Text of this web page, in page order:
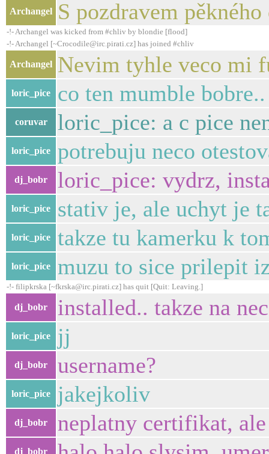
Archangel S pozdravem
-!- Archangel was kicked from #chliv by blondie [flood]
-!- Archangel [~Crocodile@irc.pirati.cz] has joined #chliv
Archangel Nevim tyhle veco mi
loric_pice co ten mumble
coruvar loric_pice: a c pice
loric_pice potrebuju neco
dj_bobr loric_pice: vydrz,
loric_pice stativ je, ale uchyt je
loric_pice takze tu kamerku k
loric_pice muzu to sice prilepit
-!- filipkrska [~fkrska@irc.pirati.cz] has quit [Quit: Leaving.]
dj_bobr installed.. takze na
loric_pice jj
dj_bobr username?
loric_pice jakejkoliv
dj_bobr neplatny certifikat,
dj_bobr